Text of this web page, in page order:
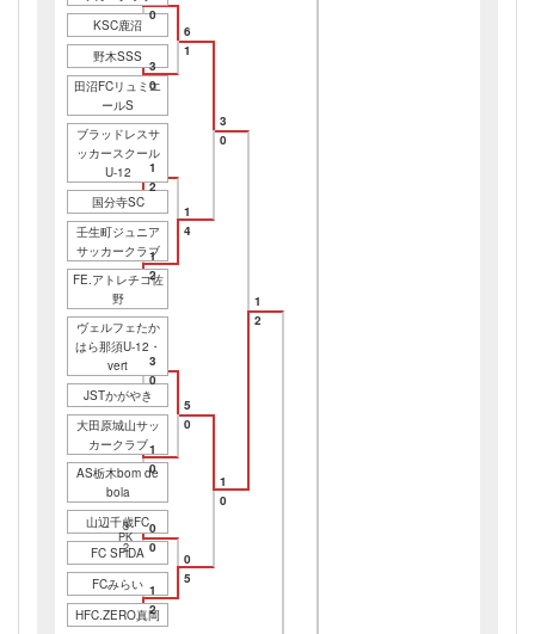
KSC鹿沼
0
6
野木SSS
3
田沼FCリュミエ
ールS
0
1
3
ブラッドレスサ
ッカースクール
U-12
1
国分寺SC
2
1
壬生町ジュニア
サッカークラブ
1
FE.アトレチコ佐
野
2
4
0
1
ヴェルフェたか
はら那須U-12・
vert
3
JSTかがやき
0
5
大田原城山サッ
カークラブ1
AS栃木bom de
bola
0
0
1
山辺千歳FC0
PK
3
FC SFiDA 0
2
0
FCみらい 1
HFC.ZERO真岡
2
5
0
2